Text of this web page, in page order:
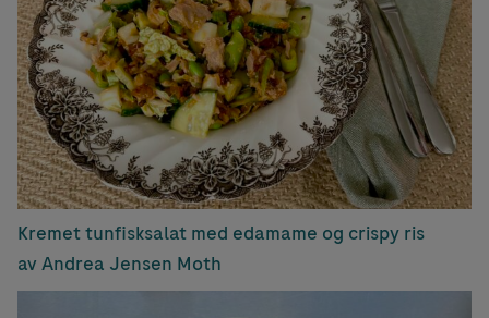
Kremet tunfisksalat med edamame og crispy ris
av Andrea Jensen Moth